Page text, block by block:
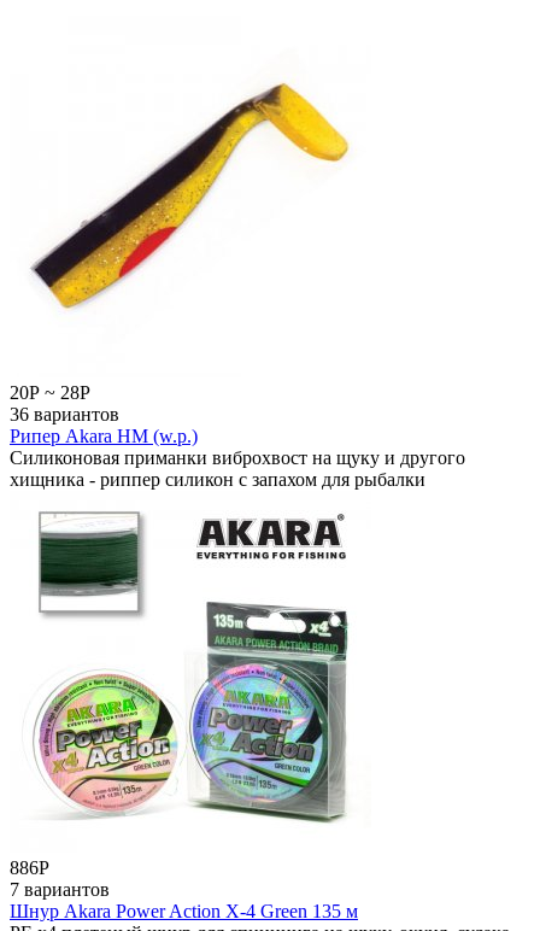
20Р ~ 28Р
36 вариантов
Рипер Akara HM (w.p.)
Силиконовая приманки виброхвост на щуку и другого
хищника - риппер силикон с запахом для рыбалки
886Р
7 вариантов
Шнур Akara Power Action X-4 Green 135 м